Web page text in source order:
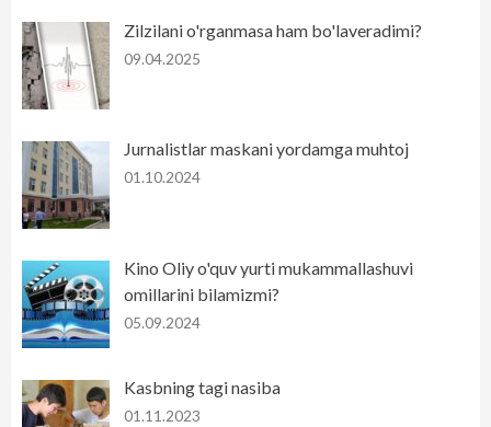
Zilzilani o'rganmasa ham bo'laveradimi?
09.04.2025
Jurnalistlar maskani yordamga muhtoj
01.10.2024
Kino Oliy o'quv yurti mukammallashuvi
omillarini bilamizmi?
05.09.2024
Kasbning tagi nasiba
01.11.2023